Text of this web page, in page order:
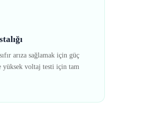
arıza sağlamak için güç
yüksek voltaj testi için tam